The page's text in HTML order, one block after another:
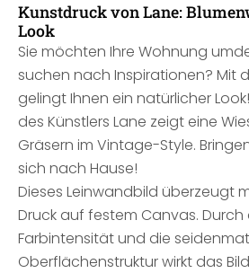
Kunstdruck von Lane:
Look
Sie möchten Ihre Wohnung
suchen nach Inspirationen? Mit
gelingt Ihnen ein natürlicher
des Künstlers Lane zeigt eine
Gräsern im Vintage-Style.
sich nach Hause!
Dieses Leinwandbild überzeugt
Druck auf festem Canvas. Durch
Farbintensität und die
Oberflächenstruktur wirkt das